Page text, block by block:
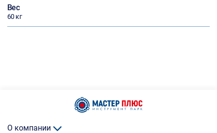
Вес
60 кг
О компании